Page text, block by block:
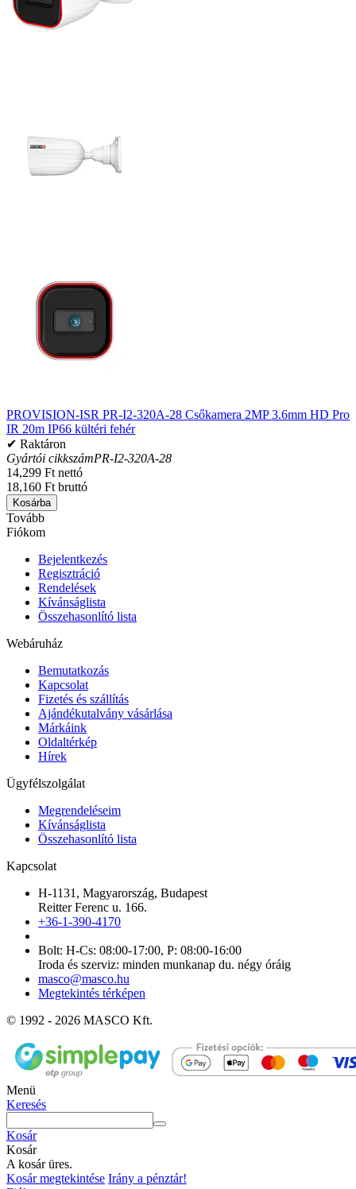
PROVISION-ISR PR-I2-320A-28 Csőkamera 2MP 3.6mm HD Pro
IR 20m IP66 kültéri fehér
✔ Raktáron
Gyártói cikkszámPR-I2-320A-28
14,299 Ft nettó
18,160 Ft bruttó
Kosárba
Tovább
Fiókom
Bejelentkezés
Regisztráció
Rendelések
Kívánságlista
Összehasonlító lista
Webáruház
Bemutatkozás
Kapcsolat
Fizetés és szállítás
Ajándékutalvány vásárlása
Márkáink
Oldaltérkép
Hírek
Ügyfélszolgálat
Megrendeléseim
Kívánságlista
Összehasonlító lista
Kapcsolat
H-1131, Magyarország, Budapest
Reitter Ferenc u. 166.
+36-1-390-4170
Bolt: H-Cs: 08:00-17:00, P: 08:00-16:00
Iroda és szerviz: minden munkanap du. négy óráig
masco@masco.hu
Megtekintés térképen
© 1992 - 2026 MASCO Kft.
Menü
Keresés
Kosár
Kosár
A kosár üres.
Kosár megtekintése Irány a pénztár!